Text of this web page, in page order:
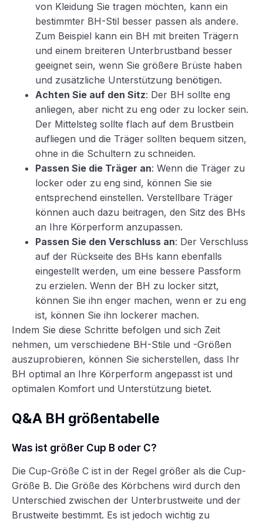
von Kleidung Sie tragen möchten, kann ein
bestimmter BH-Stil besser passen als andere.
Zum Beispiel kann ein BH mit breiten Trägern
und einem breiteren Unterbrustband besser
geeignet sein, wenn Sie größere Brüste haben
und zusätzliche Unterstützung benötigen.
Achten Sie auf den Sitz: Der BH sollte eng
anliegen, aber nicht zu eng oder zu locker sein.
Der Mittelsteg sollte flach auf dem Brustbein
aufliegen und die Träger sollten bequem sitzen,
ohne in die Schultern zu schneiden.
Passen Sie die Träger an: Wenn die Träger zu
locker oder zu eng sind, können Sie sie
entsprechend einstellen. Verstellbare Träger
können auch dazu beitragen, den Sitz des BHs
an Ihre Körperform anzupassen.
Passen Sie den Verschluss an: Der Verschluss
auf der Rückseite des BHs kann ebenfalls
eingestellt werden, um eine bessere Passform
zu erzielen. Wenn der BH zu locker sitzt,
können Sie ihn enger machen, wenn er zu eng
ist, können Sie ihn lockerer machen.
Indem Sie diese Schritte befolgen und sich Zeit
nehmen, um verschiedene BH-Stile und -Größen
auszuprobieren, können Sie sicherstellen, dass Ihr
BH optimal an Ihre Körperform angepasst ist und
optimalen Komfort und Unterstützung bietet.
Q&A BH größentabelle
Was ist größer Cup B oder C?
Die Cup-Größe C ist in der Regel größer als die Cup-
Größe B. Die Größe des Körbchens wird durch den
Unterschied zwischen der Unterbrustweite und der
Brustweite bestimmt. Es ist jedoch wichtig zu